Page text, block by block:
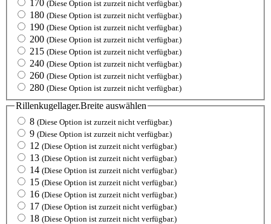
170 (Diese Option ist zurzeit nicht verfügbar.)
180 (Diese Option ist zurzeit nicht verfügbar.)
190 (Diese Option ist zurzeit nicht verfügbar.)
200 (Diese Option ist zurzeit nicht verfügbar.)
215 (Diese Option ist zurzeit nicht verfügbar.)
240 (Diese Option ist zurzeit nicht verfügbar.)
260 (Diese Option ist zurzeit nicht verfügbar.)
280 (Diese Option ist zurzeit nicht verfügbar.)
Rillenkugellager.Breite auswählen
8 (Diese Option ist zurzeit nicht verfügbar.)
9 (Diese Option ist zurzeit nicht verfügbar.)
12 (Diese Option ist zurzeit nicht verfügbar.)
13 (Diese Option ist zurzeit nicht verfügbar.)
14 (Diese Option ist zurzeit nicht verfügbar.)
15 (Diese Option ist zurzeit nicht verfügbar.)
16 (Diese Option ist zurzeit nicht verfügbar.)
17 (Diese Option ist zurzeit nicht verfügbar.)
18 (Diese Option ist zurzeit nicht verfügbar.)